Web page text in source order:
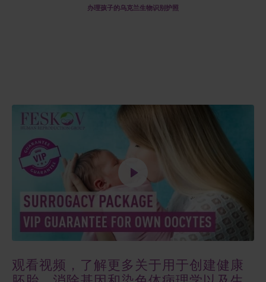
办理孩子的乌克兰生物识别护照
观看视频，了解更多关于用于创建健康